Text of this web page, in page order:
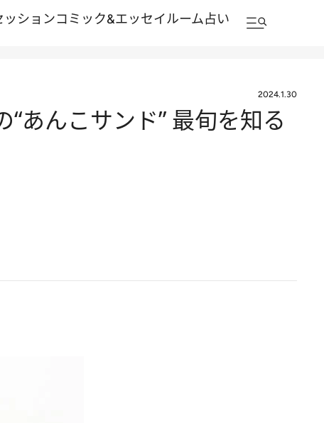
ッションコミック&エッセイルーム占い
2024.1.30
あんこサンド” 最旬を知る